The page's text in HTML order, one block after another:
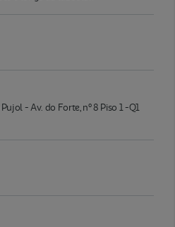
- Av. do Forte, nº 8 Piso 1 -Q1